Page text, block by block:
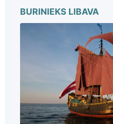
BURINIEKS LIBAVA